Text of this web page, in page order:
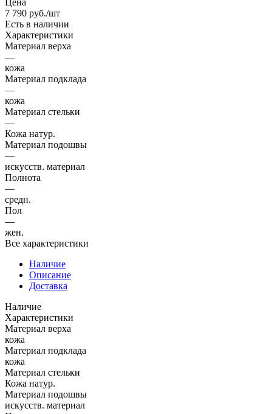
7 790 руб./шт
Есть в наличии
Характеристики
Материал верха
—
кожа
Материал подклада
—
кожа
Материал стельки
—
Кожа натур.
Материал подошвы
—
искусств. материал
Полнота
—
средн.
Пол
—
жен.
Все характеристики
Наличие
Описание
Доставка
Наличие
Характеристики
Материал верха
кожа
Материал подклада
кожа
Материал стельки
Кожа натур.
Материал подошвы
искусств. материал